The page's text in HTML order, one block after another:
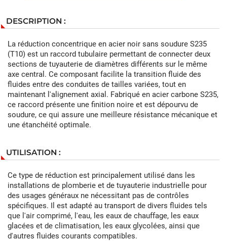
DESCRIPTION :
La réduction concentrique en acier noir sans soudure S235
(T10) est un raccord tubulaire permettant de connecter deux
sections de tuyauterie de diamètres différents sur le même
axe central. Ce composant facilite la transition fluide des
fluides entre des conduites de tailles variées, tout en
maintenant l'alignement axial. Fabriqué en acier carbone S235,
ce raccord présente une finition noire et est dépourvu de
soudure, ce qui assure une meilleure résistance mécanique et
une étanchéité optimale.
UTILISATION :
Ce type de réduction est principalement utilisé dans les
installations de plomberie et de tuyauterie industrielle pour
des usages généraux ne nécessitant pas de contrôles
spécifiques. Il est adapté au transport de divers fluides tels
que l'air comprimé, l'eau, les eaux de chauffage, les eaux
glacées et de climatisation, les eaux glycolées, ainsi que
d'autres fluides courants compatibles.